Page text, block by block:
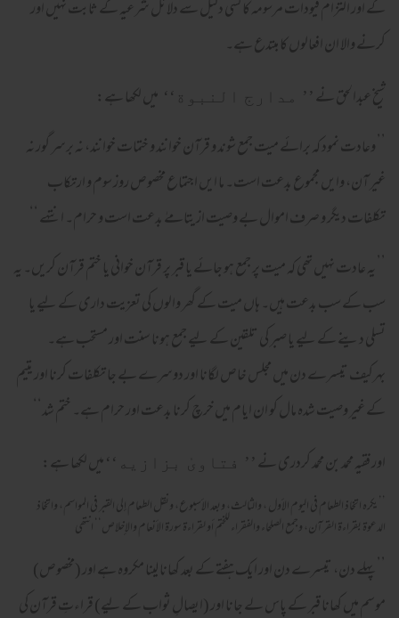
کے اور التزام قیودات مرسومہ کا کسی دلیل سے دلائل شرعیہ کے ثابت نہیں اور
کرنے والا ان افعالوں کا مبتدع ہے۔
شیخ عبدالحق نے ’’ مدارج النبوة‘‘ میں لکھا ہے:
’’ وعادت نمود کہ برائے میت جمع شوند و قرآن خوانند و ختمات خوانند، نہ برسر گور نہ
غیر آن، وایں مجموع بدعت است۔ ما ایں اجتماع مخصوص روز سوم و ارتکاب
تکلفات دیگر و صرف اموال بے وصیت از یتامےٰ بدعت است و حرام۔ انتہے ‘‘
’’ یہ عادت نہیں تھی کہ میت پر جمع ہو جائے یا قبر پر قرآن خوانی یا ختم قرآن کریں۔ یہ
سب کے سب بدعت ہیں۔ ہاں میت کے گھر والوں کی تعزیت داری کے لیے یا
تسلی دینے کے لیے یا صبر کی تلقین کے لیے جمع ہونا سنت اور مستحب ہے۔
بہرکیف تیسرے دن میں مجلس خاص لگانا اور دوسرے بے جا تکلفات کرنا اور یتیم
کے غیر وصیت شدہ مال کو ان ایام میں خرچ کرنا بدعت اور حرام ہے۔ ختم شد‘‘
اور فقیہ محمد بن محمد کردری نے ’’ فتاویٰ بزازیه‘‘ میں لکھا ہے:
’’ یکرہ اتخاذ الطعام فى الیوم الأول ، والثالث، وبعد الأسبوع، ونقل الطعام إلی القبر فى المواسم، واتخاذ
الدعوة بقراءة القرآن، وجمع الصلحاء والفقراء للختم أو لقراءة سورة الأنعام والإخلاص‘‘ انتھی
’’ پہلے دن، تیسرے دن اور ایک ہفتے کے بعد کھانا لینا مکروہ ہے اور (مخصوص)
موسم میں کھانا قبر کے پاس لے جانا اور (ایصالِ ثواب کے لیے) قراءتِ قرآن کی